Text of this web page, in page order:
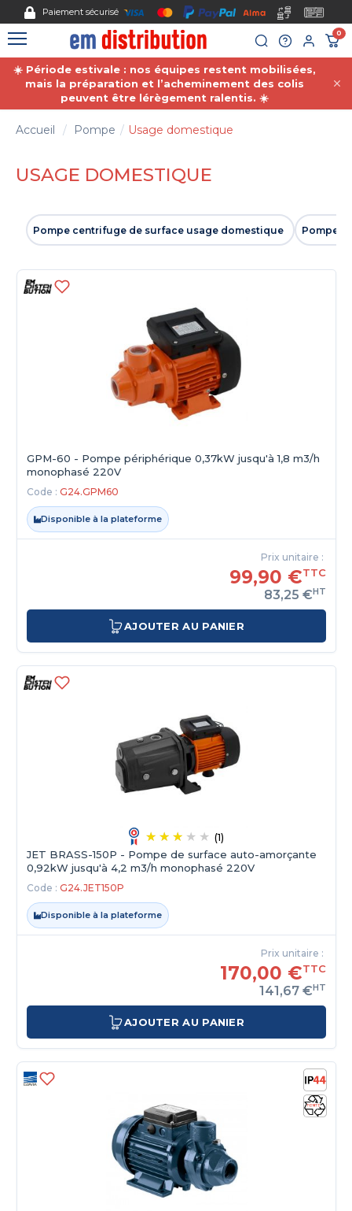
Paiement sécurisé
0
☀️ Période estivale : nos équipes restent mobilisées,
mais la préparation et l’acheminement des colis
peuvent être lérègement ralentis. ☀️
Accueil Pompe Usage domestique
USAGE DOMESTIQUE
Pompe centrifuge de surface usage domestique Pompe
GPM-60 - Pompe périphérique 0,37kW jusqu'à 1,8 m3/h
monophasé 220V
Code : G24.GPM60
Disponible à la plateforme
Prix unitaire :
99,90 €TTC
83,25 €HT
AJOUTER AU PANIER
(1)
JET BRASS-150P - Pompe de surface auto-amorçante
0,92kW jusqu'à 4,2 m3/h monophasé 220V
Code : G24.JET150P
Disponible à la plateforme
Prix unitaire :
170,00 €TTC
141,67 €HT
AJOUTER AU PANIER
Gestion des cookies